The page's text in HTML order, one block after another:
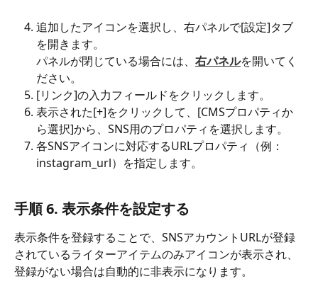
追加したアイコンを選択し、右パネルで[設定]タブ
を開きます。
パネルが閉じている場合には、 右パネルを開いてく
ださい。
[リンク]の入力フィールドをクリックします。
表示された[+]をクリックして、[CMSプロパティか
ら選択]から、SNS用のプロパティを選択します。
各SNSアイコンに対応するURLプロパティ（例：
instagram_url）を指定します。
手順 6. 表示条件を設定する
表示条件を登録することで、SNSアカウントURLが登録
されているライターアイテムのみアイコンが表示され、
登録がない場合は自動的に非表示になります。